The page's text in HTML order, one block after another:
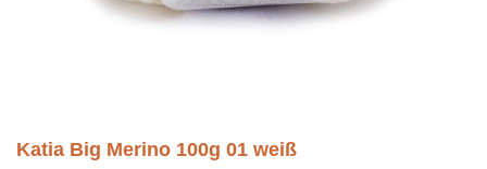
Katia Big Merino 100g 01 weiß